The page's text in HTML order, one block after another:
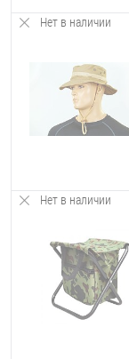
Нет в наличии
Нет в наличии